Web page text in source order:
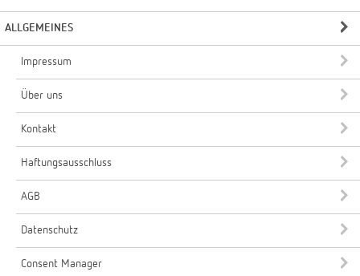
ALLGEMEINES
Impressum
Über uns
Kontakt
Haftungsausschluss
AGB
Datenschutz
Consent Manager